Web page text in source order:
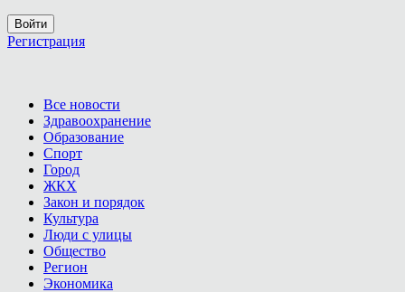
Войти
Регистрация
Все новости
Здравоохранение
Образование
Спорт
Город
ЖКХ
Закон и порядок
Культура
Люди с улицы
Общество
Регион
Экономика